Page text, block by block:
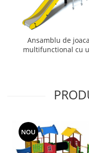
Ansamblu de joaca
multifunctional cu
NOU